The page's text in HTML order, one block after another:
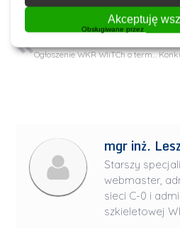
Ogłoszenie WKR WIiTCh o terminie i formie składania dokumentów dla obywateli polskich biorących udział w rekrutacji na studia I stopnia
mgr inż.
Starszy
webmaster,
sieci C-0 i
szkieletowej
Akceptuję
Obsługiwane przez WPLP